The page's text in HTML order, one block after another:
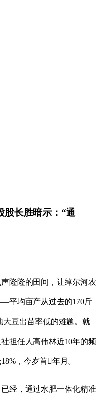
股长胜暗示：“通
隆隆的田间，让绰尔河农
平均亩产从过去的170斤
大豆出苗率低的难题。就
担任人高伟林近10年的频
，今岁首年月。
经，通过水肥一体化精准